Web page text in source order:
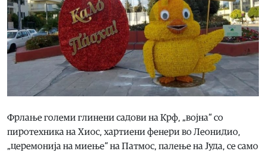
Фрлање големи глинени садови на Крф, „војна“ со
пиротехника на Хиос, хартиени фенери во Леонидио,
„церемонија на миење“ на Патмос, палење на Јуда, се само